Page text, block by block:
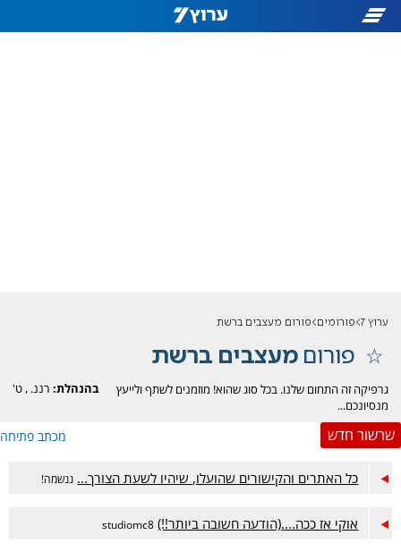
ערוץ 7 פורומים פורום מעצבים ברשת
פורוםמעצבים ברשת
בהנהלת: רננ. ,ט'
גרפיקה זה התחום שלנו. בכל סוג שהוא! מוזמנים לשתף ולייעץ
מנסיונכם...
מכתב פתיחה שרשור חדש
כל האתרים והקישורים שהועלו, שיהיו לשעת הצורך... ננשמה!
אוקי אז ככה....(הודעה חשובה ביותר!!) studiomc8